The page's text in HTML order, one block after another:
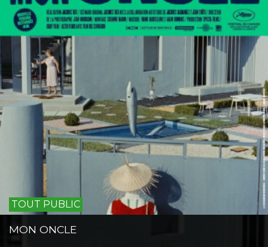
TOUT PUBLIC
MON ONCLE